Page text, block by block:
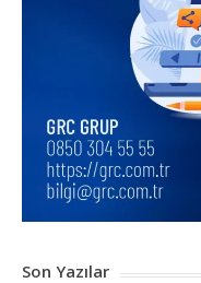
Son Yazılar